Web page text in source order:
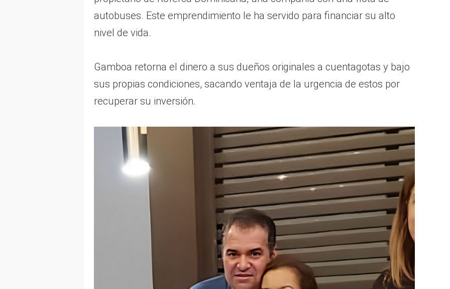
autobuses. Este emprendimiento le ha servido para financiar su alto
nivel de vida.
Gamboa retorna el dinero a sus dueños originales a cuentagotas y bajo
sus propias condiciones, sacando ventaja de la urgencia de estos por
recuperar su inversión.